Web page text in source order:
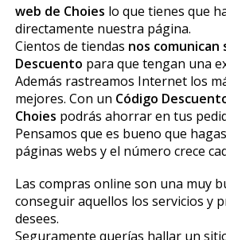
web de Choies lo que tienes que
directamente nuestra página.
Cientos de tiendas nos comunican
Descuento para que tengan una
Además rastreamos Internet los
mejores. Con un Código
Choies podrás ahorrar en tus
Pensamos que es bueno que
páginas webs y el número crece
Las compras online son una muy
conseguir aquellos los servicios y
desees.
Seguramente querías hallar un